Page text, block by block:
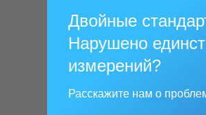
Двойные
Нарушено
измерений?
Расскажите нам о